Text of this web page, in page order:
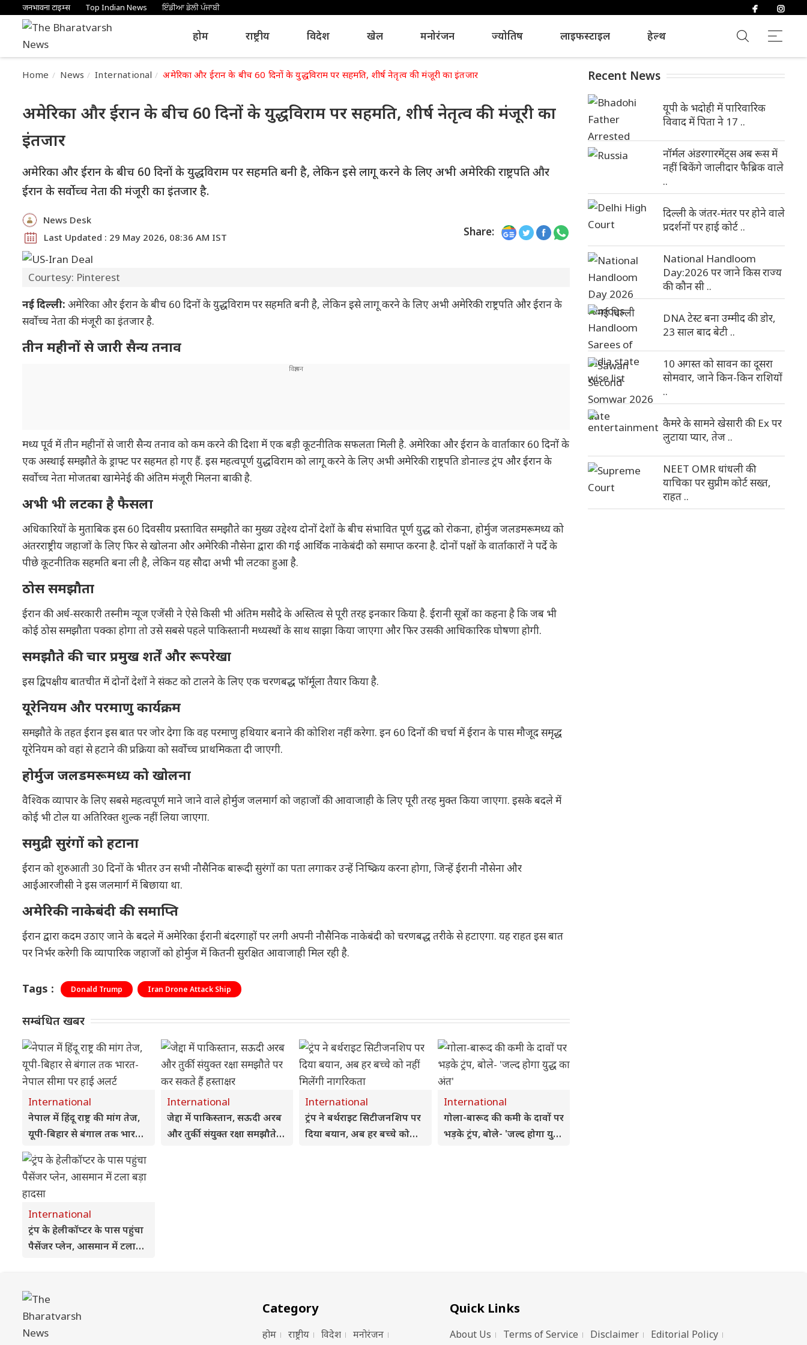
जनभावना टाइम्स Top Indian News ਇੰਡੀਆ ਡੇਲੀ ਪੰਜਾਬੀ
होम राष्ट्रीय विदेश खेल मनोरंजन ज्योतिष लाइफस्टाइल हेल्थ
Home News International अमेरिका और ईरान के बीच 60 दिनों के युद्धविराम पर सहमति, शीर्ष नेतृत्व की मंजूरी का इंतजार
अमेरिका और ईरान के बीच 60 दिनों के युद्धविराम पर सहमति, शीर्ष नेतृत्व की मंजूरी का
इंतजार
अमेरिका और ईरान के बीच 60 दिनों के युद्धविराम पर सहमति बनी है, लेकिन इसे लागू करने के लिए अभी अमेरिकी राष्ट्रपति और
ईरान के सर्वोच्च नेता की मंजूरी का इंतजार है.
News Desk
Last Updated : 29 May 2026, 08:36 AM IST
Share:
Courtesy: Pinterest
नई दिल्ली: अमेरिका और ईरान के बीच 60 दिनों के युद्धविराम पर सहमति बनी है, लेकिन इसे लागू करने के लिए अभी अमेरिकी राष्ट्रपति और ईरान के
सर्वोच्च नेता की मंजूरी का इंतजार है.
तीन महीनों से जारी सैन्य तनाव
मध्य पूर्व में तीन महीनों से जारी सैन्य तनाव को कम करने की दिशा में एक बड़ी कूटनीतिक सफलता मिली है. अमेरिका और ईरान के वार्ताकार 60 दिनों के
एक अस्थाई समझौते के ड्राफ्ट पर सहमत हो गए हैं. इस महत्वपूर्ण युद्धविराम को लागू करने के लिए अभी अमेरिकी राष्ट्रपति डोनाल्ड ट्रंप और ईरान के
सर्वोच्च नेता मोजतबा खामेनेई की अंतिम मंजूरी मिलना बाकी है.
अभी भी लटका है फैसला
अधिकारियों के मुताबिक इस 60 दिवसीय प्रस्तावित समझौते का मुख्य उद्देश्य दोनों देशों के बीच संभावित पूर्ण युद्ध को रोकना, होर्मुज जलडमरूमध्य को
अंतरराष्ट्रीय जहाजों के लिए फिर से खोलना और अमेरिकी नौसेना द्वारा की गई आर्थिक नाकेबंदी को समाप्त करना है. दोनों पक्षों के वार्ताकारों ने पर्दे के
पीछे कूटनीतिक सहमति बना ली है, लेकिन यह सौदा अभी भी लटका हुआ है.
ठोस समझौता
ईरान की अर्ध-सरकारी तस्नीम न्यूज एजेंसी ने ऐसे किसी भी अंतिम मसौदे के अस्तित्व से पूरी तरह इनकार किया है. ईरानी सूत्रों का कहना है कि जब भी
कोई ठोस समझौता पक्का होगा तो उसे सबसे पहले पाकिस्तानी मध्यस्थों के साथ साझा किया जाएगा और फिर उसकी आधिकारिक घोषणा होगी.
समझौते की चार प्रमुख शर्तें और रूपरेखा
इस द्विपक्षीय बातचीत में दोनों देशों ने संकट को टालने के लिए एक चरणबद्ध फॉर्मूला तैयार किया है.
यूरेनियम और परमाणु कार्यक्रम
समझौते के तहत ईरान इस बात पर जोर देगा कि वह परमाणु हथियार बनाने की कोशिश नहीं करेगा. इन 60 दिनों की चर्चा में ईरान के पास मौजूद समृद्ध
यूरेनियम को वहां से हटाने की प्रक्रिया को सर्वोच्च प्राथमिकता दी जाएगी.
होर्मुज जलडमरूमध्य को खोलना
वैश्विक व्यापार के लिए सबसे महत्वपूर्ण माने जाने वाले होर्मुज जलमार्ग को जहाजों की आवाजाही के लिए पूरी तरह मुक्त किया जाएगा. इसके बदले में
कोई भी टोल या अतिरिक्त शुल्क नहीं लिया जाएगा.
समुद्री सुरंगों को हटाना
ईरान को शुरुआती 30 दिनों के भीतर उन सभी नौसैनिक बारूदी सुरंगों का पता लगाकर उन्हें निष्क्रिय करना होगा, जिन्हें ईरानी नौसेना और
आईआरजीसी ने इस जलमार्ग में बिछाया था.
अमेरिकी नाकेबंदी की समाप्ति
ईरान द्वारा कदम उठाए जाने के बदले में अमेरिका ईरानी बंदरगाहों पर लगी अपनी नौसैनिक नाकेबंदी को चरणबद्ध तरीके से हटाएगा. यह राहत इस बात
पर निर्भर करेगी कि व्यापारिक जहाजों को होर्मुज में कितनी सुरक्षित आवाजाही मिल रही है.
Tags : Donald Trump Iran Drone Attack Ship
सम्बंधित खबर
International
नेपाल में हिंदू राष्ट्र की मांग तेज,
यूपी-बिहार से बंगाल तक भारत-
नेपाल सीमा पर हाई अलर्ट
International
जेद्दा में पाकिस्तान, सऊदी अरब
और तुर्की संयुक्त रक्षा समझौते
International
ट्रंप ने बर्थराइट सिटीजनशिप पर
दिया बयान, अब हर बच्चे को
International
गोला-बारूद की कमी के दावों पर
भड़के ट्रंप, बोले- 'जल्द होगा युद्ध
International
ट्रंप के हेलीकॉप्टर के पास पहुंचा
पैसेंजर प्लेन, आसमान में टला
Recent News
यूपी के भदोही में पारिवारिक
विवाद में पिता ने 17 ..
नॉर्मल अंडरगारमेंट्स अब रूस में
नहीं बिकेंगे जालीदार फैब्रिक वाले
..
दिल्ली के जंतर-मंतर पर होने वाले
प्रदर्शनों पर हाई कोर्ट ..
National Handloom
Day:2026 पर जाने किस राज्य
की कौन सी ..
DNA टेस्ट बना उम्मीद की डोर,
23 साल बाद बेटी ..
10 अगस्त को सावन का दूसरा
सोमवार, जाने किन-किन राशियों
..
कैमरे के सामने खेसारी की Ex पर
लुटाया प्यार, तेज ..
NEET OMR धांधली की
याचिका पर सुप्रीम कोर्ट सख्त,
राहत ..
Category
होम राष्ट्रीय विदेश मनोरंजन
Quick Links
About Us Terms of Service Disclaimer Editorial Policy